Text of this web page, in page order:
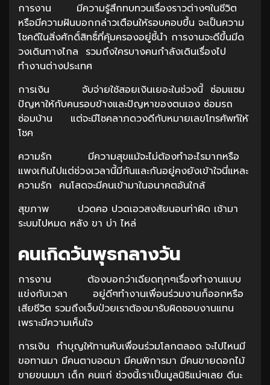
การงาน มีความรู้สึกทบทวนเรื่องราวต่างๆในชีวิต
หรือมีความฝันบอกกล่าวเตือนให้รอบคอบขึ้น จะเป็นความ
โชคดีในสิ่งศักดิ์สิทธิ์ที่คุ้มครองอยู่ชี้นำ การงานจะดีขึ้นมีด
วงเดินทางไกล รวมถึงใครบางคนกำลังเดินเรื่องไป
ทำงานต่างประเทศ
การเงิน จับจ่ายใช้สอยเงินเยอะในช่วงนี้ ซ่อมแซม
ปัญหาให้กับคนรอบข้างและปัญหาของตนเอง ซ่อมรถ
ซ่อมบ้าน แต่จะมีโชคลาภดวงดีกับหมายเลขโทรศัพท์ให้
โชค
ความรัก มีความสุขแม้จะไม่ต้องทำอะไรมากหรือ
แพงเกินไปแต่ช่วงเวลานี้มีกันและกันอยู่คงยังเข้าใจนี่แหละ
ความรัก คนโสดจะมีคนเข้ามาในอนาคตอันใกล้
สุขภาพ ปวดคอ ปวดเอวสงสัยนอนท่าผิด เช้ามา
ระบมไปหมด หลัง ขา บ่า ไหล่
คนเกิดวันพุธกลางวัน
การงาน ต้องบอกว่าเฉียดทุกๆเรื่องทำงานแบบ
แข่งกับเวลา อยู่ดีๆทำงานเพื่อนร่วมงานก็ออกหรือ
เสียชีวิต รวมถึงเจ็บป่วยเราต้องมารับผิดชอบงานแทน
เพราะมีความเห็นใจ
การเงิน ทำบุญให้ทานหับเพื่อนร่วมโลกตลอด จะไปไหนมี
ขอทานมา มีคนตาบอดมา มีคนพิการมา มีคนขายดอกไม้
ขายขนมมา เด็ก คนแก่ ช่วงนี้เราเป็นมูลนิธิแน่ๆเลย ดีนะ